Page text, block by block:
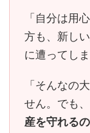
「自分は用
方も、 新し
に遭ってし
「そんなの
せん。でも
産を守れる